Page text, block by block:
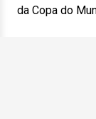
da Copa do